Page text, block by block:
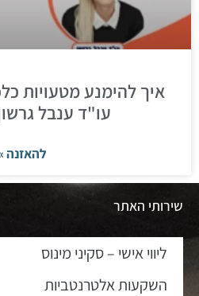
איך להימנע מטעויות
עו"ד ענבל גרשון
להאזנה
שירותי האתר
ליווי אישי – סקיני מינוס
השקעות אלטרנטביות